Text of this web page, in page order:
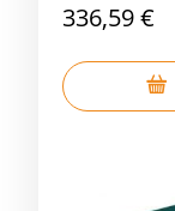
336,59 €